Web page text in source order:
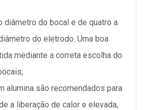
diâmetro do bocal e de quatro a
do eletrodo. Uma boa
mediante a correta escolha do
alumina são recomendados para
a liberação de calor e elevada,